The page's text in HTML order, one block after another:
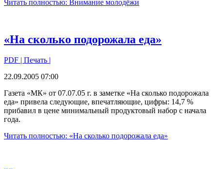
Читать полностью: Внимание молодёжи
«На сколько подорожала еда»
PDF | Печать |
22.09.2005 07:00
Газета «МК» от 07.07.05 г. в заметке «На сколько подорожала
еда» привела следующие, впечатляющие, цифры: 14,7 %
прибавил в цене минимальный продуктовый набор с начала
года.
Читать полностью: «На сколько подорожала еда»